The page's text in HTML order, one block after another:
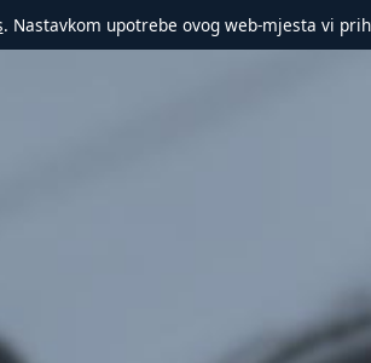
. Nastavkom upotrebe ovog web-mjesta vi